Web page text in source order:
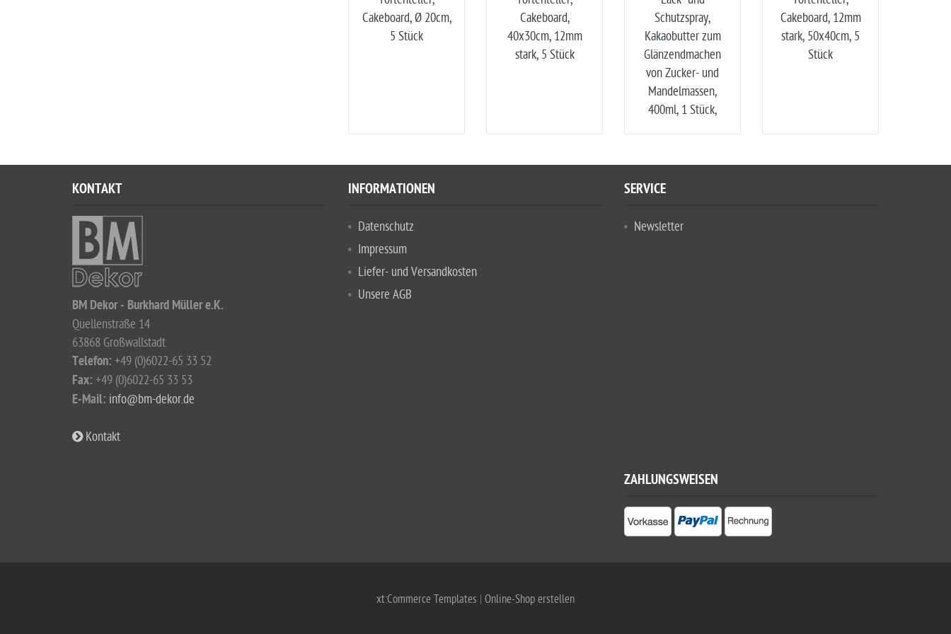
Cakeboard, Ø 20cm,
5 Stück
Cakeboard,
40x30cm, 12mm
stark, 5 Stück
Schutzspray,
Kakaobutter zum
Glänzendmachen
von Zucker- und
Mandelmassen,
400ml, 1 Stück,
Cakeboard, 12mm
stark, 50x40cm, 5
Stück
KONTAKT
BM Dekor - Burkhard Müller e.K.
Quellenstraße 14
63868 Großwallstadt
Telefon: +49 (0)6022-65 33 52
Fax: +49 (0)6022-65 33 53
E-Mail: info@bm-dekor.de
Kontakt
INFORMATIONEN
Datenschutz
Impressum
Liefer- und Versandkosten
Unsere AGB
SERVICE
Newsletter
ZAHLUNGSWEISEN
xt:Commerce Templates Online-Shop erstellen